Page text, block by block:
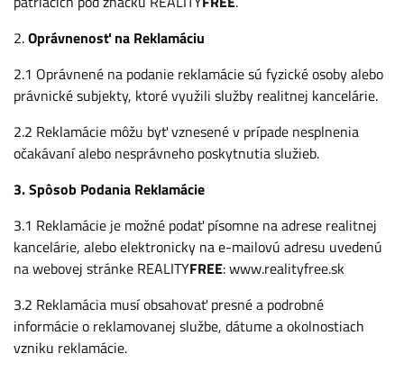
2.Oprávnenosť na Reklamáciu
2.1 Oprávnené na podanie reklamácie sú fyzické osoby alebo
právnické subjekty, ktoré využili služby realitnej kancelárie.
2.2 Reklamácie môžu byť vznesené v prípade nesplnenia
očakávaní alebo nesprávneho poskytnutia služieb.
3. Spôsob Podania Reklamácie
3.1 Reklamácie je možné podať písomne na adrese realitnej
kancelárie, alebo elektronicky na e-mailovú adresu uvedenú
na webovej stránke REALITYFREE: www.realityfree.sk
3.2 Reklamácia musí obsahovať presné a podrobné
informácie o reklamovanej službe, dátume a okolnostiach
vzniku reklamácie.